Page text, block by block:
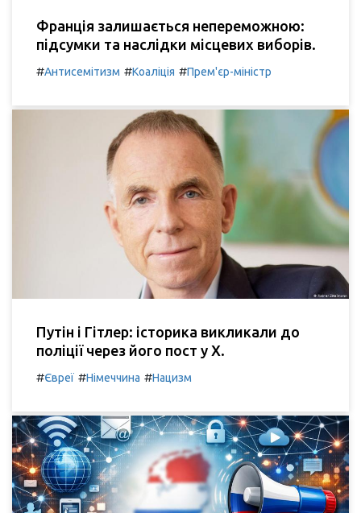
Франція залишається непереможною:
підсумки та наслідки місцевих виборів.
#Антисемітизм #Коаліція #Прем'єр-міністр
Путін і Гітлер: історика викликали до
поліції через його пост у X.
#Євреї #Німеччина #Нацизм